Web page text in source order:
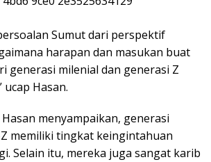
Sumut dari perspektif
harapan dan masukan buat
generasi milenial dan generasi Z
ucap Hasan.
menyampaikan, generasi
memiliki tingkat keingintahuan
Selain itu, mereka juga sangat karib